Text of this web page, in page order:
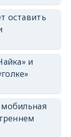
оставить
и